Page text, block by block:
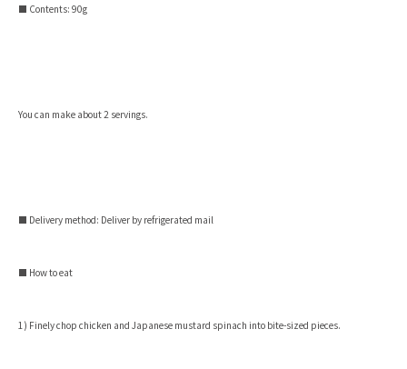
■ Contents: 90g
You can make about 2 servings.
■ Delivery method: Deliver by refrigerated mail
■ How to eat
1) Finely chop chicken and Japanese mustard spinach into bite-sized pieces.